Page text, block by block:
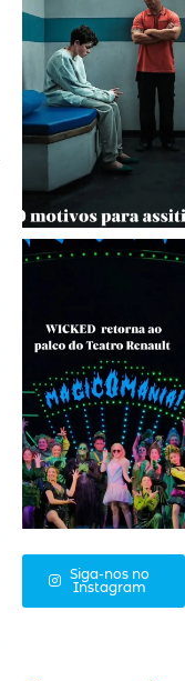
Siga-nos no
Instagram